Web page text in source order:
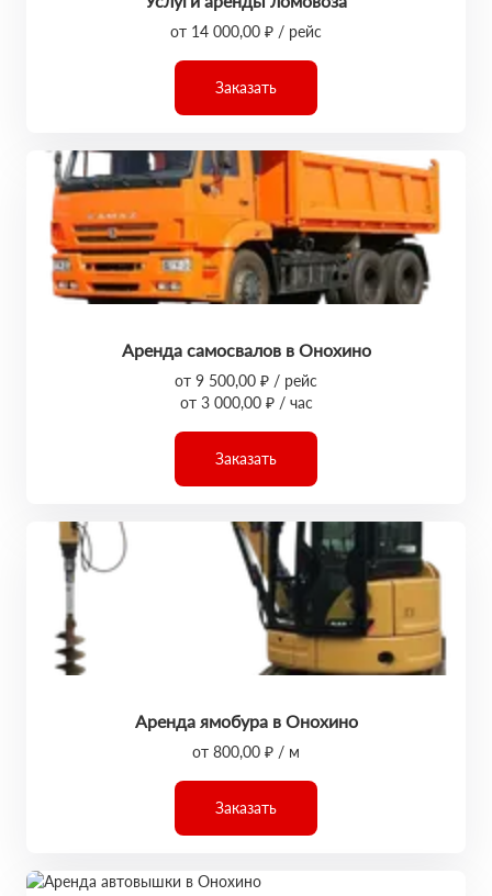
от 14 000,00 ₽ / рейс
Заказать
Аренда самосвалов в Онохино
от 9 500,00 ₽ / рейс
от 3 000,00 ₽ / час
Заказать
Аренда ямобура в Онохино
от 800,00 ₽ / м
Заказать